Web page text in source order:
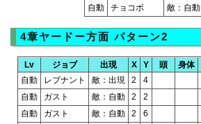
自動
チョコボ 敵：自動
4章ヤードー方面 パターン2
Lv ジョブ 出現 X Y 頭 身体
自動
レブナント 敵：出現 2
4
自動
ガスト 敵：自動 2
2
自動
ガスト 敵：自動 2
6